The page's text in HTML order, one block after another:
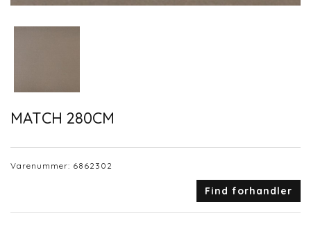
MATCH 280CM
Varenummer: 6862302
Find forhandler